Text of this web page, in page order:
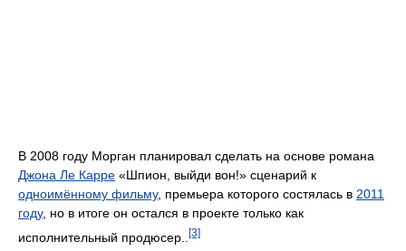
В 2008 году Морган планировал сделать на основе романа
Джона Ле Карре «Шпион, выйди вон!» сценарий к
одноимённому фильму, премьера которого состялась в 2011
году, но в итоге он остался в проекте только как
исполнительный продюсер..
[3]